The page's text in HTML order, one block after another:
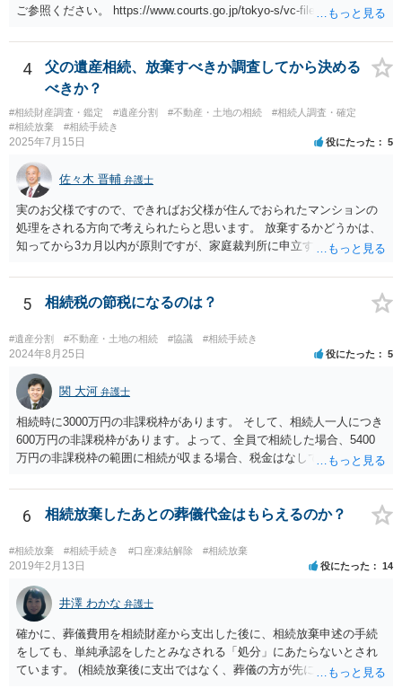
ご参照ください。 https://www.courts.go.jp/tokyo-s/vc-files/tokyo-s/file/
4
父の遺産相続、放棄すべきか調査してから決める
べきか？
#相続財産調査・鑑定 #遺産分割 #不動産・土地の相続
#相続人調査・確定
#相続放棄
#相続手続き
2025年7月15日 役にたった 5
佐々木 晋輔 弁護士
実のお父様ですので、できればお父様が住んでおられたマンションの
処理をされる方向で考えられたらと思います。 放棄するかどうかは、
知ってから3カ月以内が原則ですが、家庭裁判所に申立すれば3カ月の
放棄するかどうか決めることができます。 銀行やサラ金が数年も放置
することはありませんので、数年後に借金が発見される可能性はほぼ
ありません。 なお、私が扱った相続放棄を検討していた案件で、期間
伸長して調査したところ、サラ金に対する過払金など相当な財産が見
つかったため相続したという事例がありました。
5 相続税の節税になるのは？
#遺産分割 #不動産・土地の相続 #協議 #相続手続き
2024年8月25日 役にたった 5
関 大河 弁護士
相続時に3000万円の非課税枠があります。 そして、相続人一人につき
600万円の非課税枠があります。よって、全員で相続した場合、5400
万円の非課税枠の範囲に相続が収まる場合、税金はなしです。 一人が
範囲となります。 一般的には、全員で相続する方が税金はお得です。
また、全員で相続しても、話し合いの結果、親がすべて相続と決める
こともできます。この場合でも相続の非課税枠は、全員で相続した540
0万円分使えます。 父が亡くなり、母が全部相続すると、母から三人
で相続する際は、4800万円が非課税枠となります。 そうすると、母が
亡くなってから相続すると、両親のどちらかが亡くなってから相続す
るより非課税の枠が減少します。 計画的に相続をするのがおすすめと
いうことになります。これ以外にも気をつける点はあるかもしれませ
んので、一度相談して想定するのがおすすめと思います。
6 相続放棄したあとの葬儀代金はもらえるのか？
#相続放棄 #相続手続き #口座凍結解除 #相続放棄
2019年2月13日 役にたった 14
井澤 わかな 弁護士
確かに、葬儀費用を相続財産から支出した後に、相続放棄申述の手続
をしても、単純承認をしたとみなされる「処分」にあたらないとされ
ています。 (相続放棄後に支出ではなく、葬儀の方が先に来るのが通常